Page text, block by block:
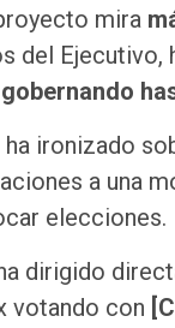
mira
del Ejecutivo,
ha ironizado
a una
elecciones.
dirigido
votando con